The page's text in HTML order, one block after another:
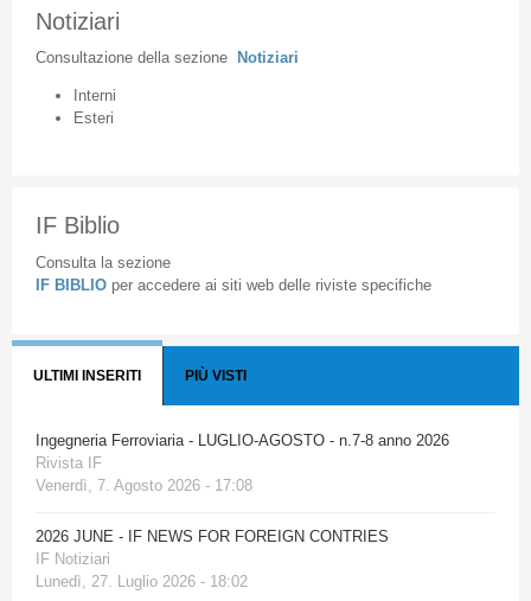
Notiziari
Consultazione della sezione Notiziari
Interni
Esteri
IF Biblio
Consulta la sezione
IF BIBLIO per accedere ai siti web delle riviste specifiche
ULTIMI INSERITI PIÙ VISTI
Ingegneria Ferroviaria - LUGLIO-AGOSTO - n.7-8 anno 2026
Rivista IF
Venerdì, 7. Agosto 2026 - 17:08
2026 JUNE - IF NEWS FOR FOREIGN CONTRIES
IF Notiziari
Lunedì, 27. Luglio 2026 - 18:02